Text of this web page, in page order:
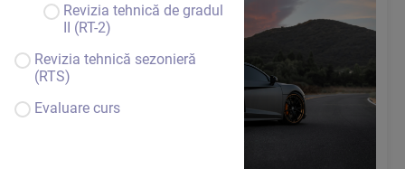
Revizia tehnică de gradul
II (RT-2)
Revizia tehnică sezonieră
(RTS)
Evaluare curs